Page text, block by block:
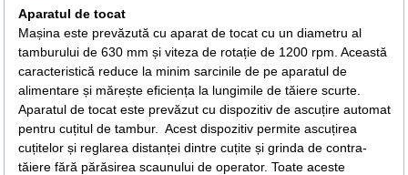
Aparatul de tocat
Mașina este prevăzută cu aparat de tocat cu un diametru al
tamburului de 630 mm și viteza de rotație de 1200 rpm. Această
caracteristică reduce la minim sarcinile de pe aparatul de
alimentare și mărește eficiența la lungimile de tăiere scurte.
Aparatul de tocat este prevăzut cu dispozitiv de ascuțire automat
pentru cuțitul de tambur. Acest dispozitiv permite ascuțirea
cuțitelor și reglarea distanței dintre cuțite și grinda de contra-
tăiere fără părăsirea scaunului de operator. Toate aceste